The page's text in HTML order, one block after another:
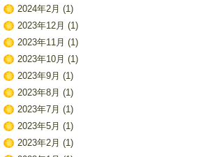
2024年2月 (1)
2023年12月 (1)
2023年11月 (1)
2023年10月 (1)
2023年9月 (1)
2023年8月 (1)
2023年7月 (1)
2023年5月 (1)
2023年2月 (1)